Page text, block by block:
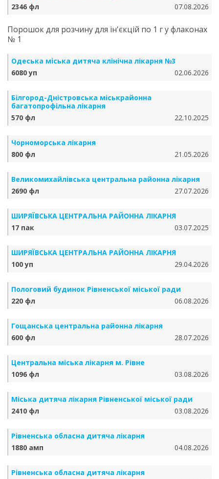
2346 фл
07.08.2026
Порошок для розчину для ін'єкцій по 1 г у флаконах
№ 1
Одеська міська дитяча клінічна лікарня №3
6080 уп
02.06.2026
Білгород-Дністровська міськрайонна
багатопрофільна лікарня
570 фл
22.10.2025
Чорноморська лікарня
800 фл
21.05.2026
Великомихайлівська центральна районна лікарня
2690 фл
27.07.2026
ШИРЯЇВСЬКА ЦЕНТРАЛЬНА РАЙОННА ЛІКАРНЯ
17 пак
03.07.2025
ШИРЯЇВСЬКА ЦЕНТРАЛЬНА РАЙОННА ЛІКАРНЯ
100 уп
29.04.2026
Пологовий будинок Рівненської міської ради
220 фл
06.08.2026
Гощанська центральна районна лікарня
600 фл
28.07.2026
Центральна міська лікарня м. Рівне
1096 фл
03.08.2026
Міська дитяча лікарня Рівненської міської ради
2410 фл
03.08.2026
Рівненська обласна дитяча лікарня
1880 амп
04.08.2026
Рівненська обласна дитяча лікарня